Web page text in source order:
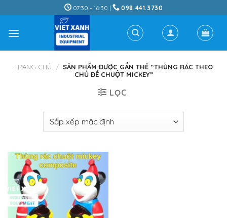
to
content
07:30 - 16:30 | 098.441.3730
TRANG CHỦ / SẢN PHẨM ĐƯỢC GẮN THẺ “THÙNG RÁC THEO
CHỦ ĐỀ CHUỘT MICKEY”
LỌC